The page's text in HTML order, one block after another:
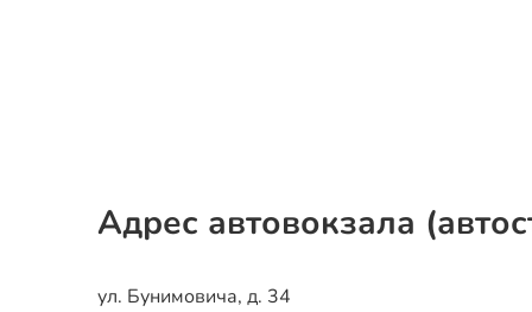
Адрес автовокзала
ул. Бунимовича, д. 34